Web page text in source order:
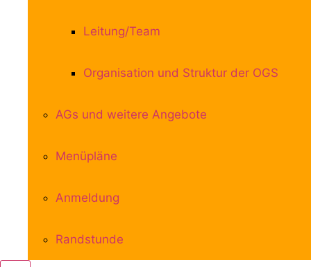
Leitung/Team
Organisation und Struktur der OGS
AGs und weitere Angebote
Menüpläne
Anmeldung
Randstunde